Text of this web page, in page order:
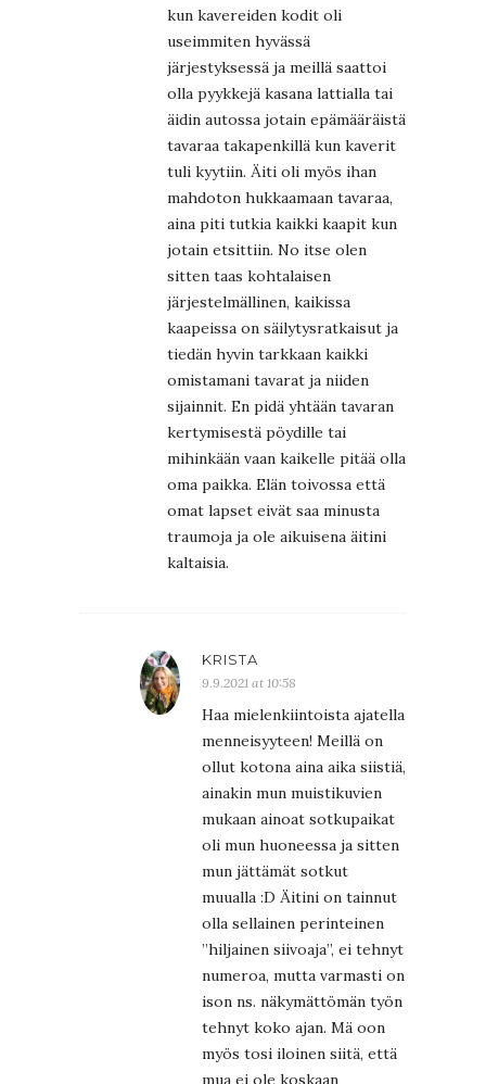
kun kavereiden kodit oli
useimmiten hyvässä
järjestyksessä ja meillä saattoi
olla pyykkejä kasana lattialla tai
äidin autossa jotain epämääräistä
tavaraa takapenkillä kun kaverit
tuli kyytiin. Äiti oli myös ihan
mahdoton hukkaamaan tavaraa,
aina piti tutkia kaikki kaapit kun
jotain etsittiin. No itse olen
sitten taas kohtalaisen
järjestelmällinen, kaikissa
kaapeissa on säilytysratkaisut ja
tiedän hyvin tarkkaan kaikki
omistamani tavarat ja niiden
sijainnit. En pidä yhtään tavaran
kertymisestä pöydille tai
mihinkään vaan kaikelle pitää olla
oma paikka. Elän toivossa että
omat lapset eivät saa minusta
traumoja ja ole aikuisena äitini
kaltaisia.
KRISTA
9.9.2021 at 10:58
Haa mielenkiintoista ajatella
menneisyyteen! Meillä on
ollut kotona aina aika siistiä,
ainakin mun muistikuvien
mukaan ainoat sotkupaikat
oli mun huoneessa ja sitten
mun jättämät sotkut
muualla :D Äitini on tainnut
olla sellainen perinteinen
”hiljainen siivoaja”, ei tehnyt
numeroa, mutta varmasti on
ison ns. näkymättömän työn
tehnyt koko ajan. Mä oon
myös tosi iloinen siitä, että
mua ei ole koskaan